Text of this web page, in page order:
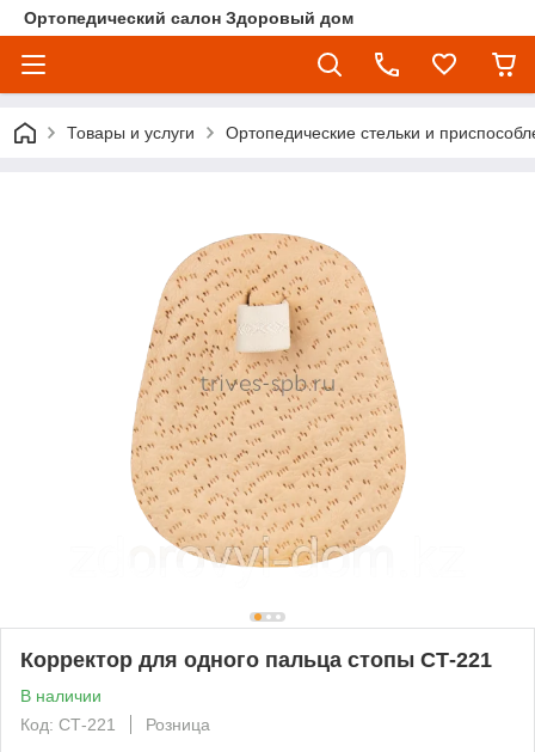
Ортопедический салон Здоровый дом
Товары и услуги Ортопедические стельки и
Корректор для одного пальца стопы СТ-221
В наличии
Код: СТ-221
Розница